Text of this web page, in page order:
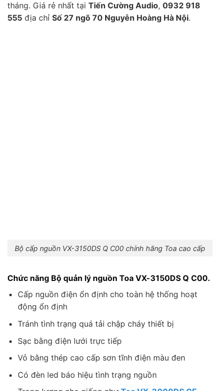
tháng. Giá rẻ nhất tại Tiến Cường Audio, 0932 918
555 địa chỉ Số 27 ngõ 70 Nguyễn Hoàng Hà Nội.
Bộ cấp nguồn VX-3150DS Q C00 chính hãng Toa cao cấp
Chức năng Bộ quản lý nguồn Toa VX-3150DS Q C00.
Cấp nguồn điện ổn định cho toàn hệ thống hoạt
động ổn định
Tránh tình trạng quá tải chập cháy thiết bị
Sạc bằng điện lưới trực tiếp
Vỏ bằng thép cao cấp sơn tĩnh điện màu đen
Có đèn led báo hiệu tình trạng nguồn